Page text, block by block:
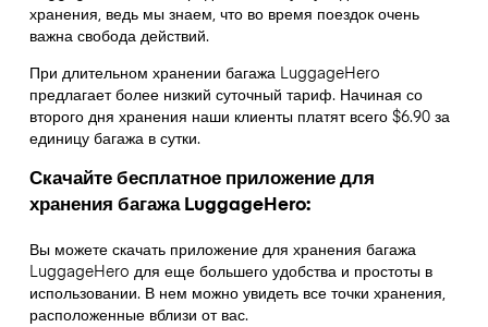
хранения, ведь мы знаем, что во время поездок очень
важна свобода действий.
При длительном хранении багажа LuggageHero
предлагает более низкий суточный тариф. Начиная со
второго дня хранения наши клиенты платят всего $6.90 за
единицу багажа в сутки.
Скачайте бесплатное приложение для
хранения багажа LuggageHero:
Вы можете скачать приложение для хранения багажа
LuggageHero для еще большего удобства и простоты в
использовании. В нем можно увидеть все точки хранения,
расположенные вблизи от вас.